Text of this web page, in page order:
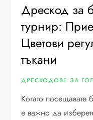
Дрескод за
турнир:
Цветови
тъкани
ДРЕСКОДОВЕ ЗА
Когато посещавате
е важно да